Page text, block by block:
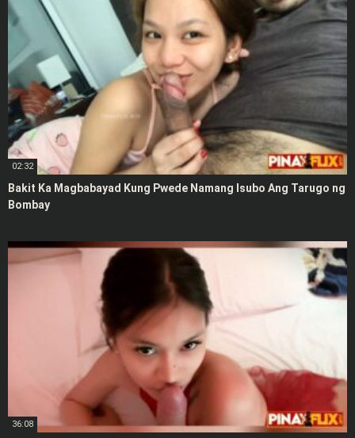
02:32
Bakit Ka Magbabayad Kung Pwede Namang Isubo Ang Tarugo ng
Bombay
36:08